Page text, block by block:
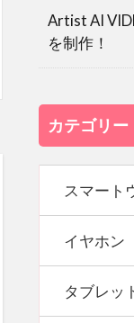
Artist AI
を制作！
カテゴリー
スマート
イヤホン
タブレッ